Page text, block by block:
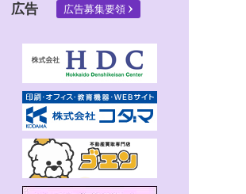
広告 広告募集要領